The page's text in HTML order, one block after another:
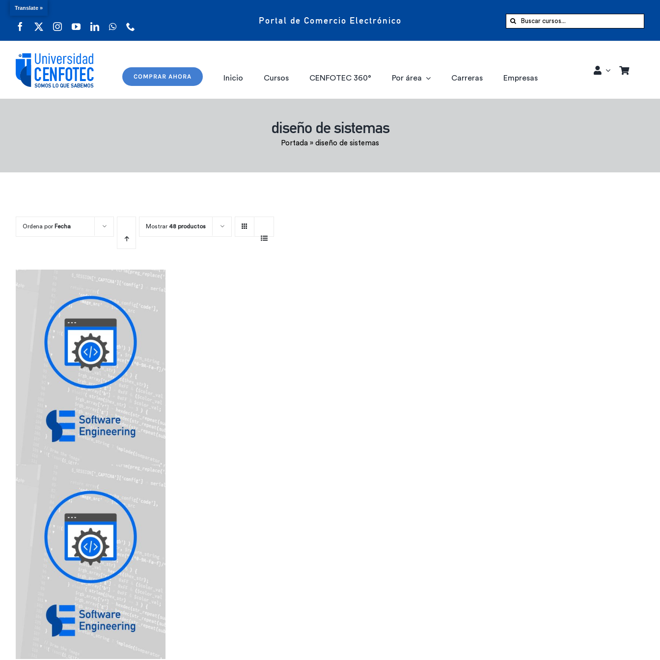
Portal de Comercio Electrónico Buscar:
COMPRAR AHORA Inicio Cursos CENFOTEC 360° Por área Carreras Empresas
diseño de sistemas
Portada » diseño de sistemas
Ordena por Fecha Mostrar 48 productos
Translate »